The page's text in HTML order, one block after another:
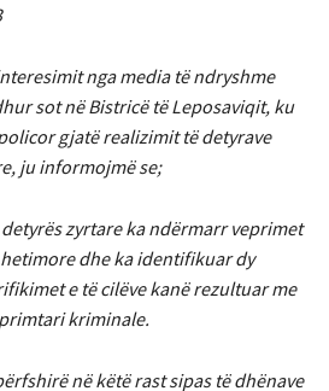
nga media të ndryshme
sot në Bistricë të Leposaviqit, ku
gjatë realizimit të detyrave
ju informojmë se;
zyrtare ka ndërmarr veprimet
dhe ka identifikuar dy
e të cilëve kanë rezultuar me
kriminale.
në këtë rast sipas të dhënave